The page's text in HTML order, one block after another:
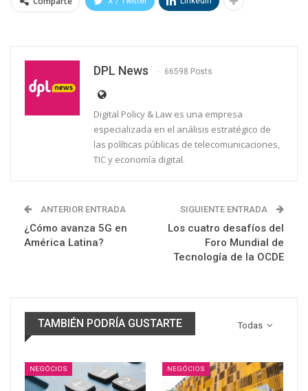
DPL News 66598 Posts
Digital Policy & Law es una empresa
especializada en el análisis estratégico de
las políticas públicas de telecomunicaciones,
TIC y economía digital.
ANTERIOR ENTRADA
¿Cómo avanza 5G en
América Latina?
SIGUIENTE ENTRADA
Los cuatro desafíos del
Foro Mundial de
Tecnología de la OCDE
Todas
TAMBIÉN PODRÍA GUSTARTE
NEGÓCIOS NEGÓCIOS